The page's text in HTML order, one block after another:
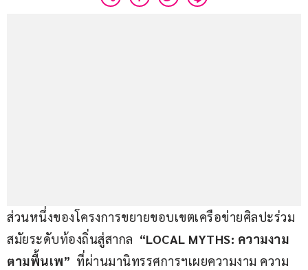
ส่วนหนึ่งของโครงการขยายขอบเขตเครือข่ายศิลปะร่วม
สมัยระดับท้องถิ่นสู่สากล “LOCAL MYTHS: ความงาม
ตามพื้นเพ” ที่ผ่านมานิทรรศการฯเผยความงาม ความ